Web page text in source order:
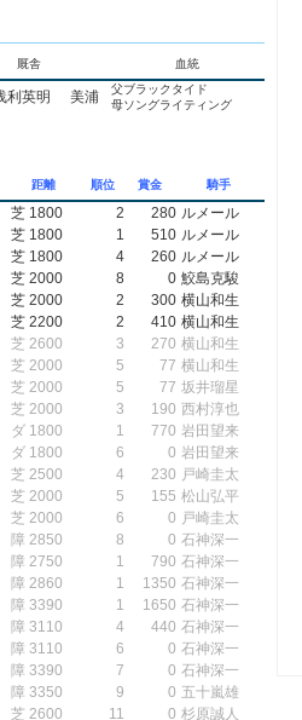
厩舎 血統
利英明 美浦
父ブラックタイド
母ソングライティング
距離 順位 賞金 騎手
芝 1800 2 280 ルメール
芝 1800 1 510 ルメール
芝 1800 4 260 ルメール
芝 2000 8 0 鮫島克駿
芝 2000 2 300 横山和生
芝 2200 2 410 横山和生
芝 2600 3 270 横山和生
芝 2000 5 77 横山和生
芝 2000 5 77 坂井瑠星
芝 2000 3 190 西村淳也
ダ 1800 1 770 岩田望来
ダ 1800 6 0 岩田望来
芝 2500 4 230 戸崎圭太
芝 2000 5 155 松山弘平
芝 2000 6 0 戸崎圭太
障 2850 8 0 石神深一
障 2750 1 790 石神深一
障 2860 1 1350 石神深一
障 3390 1 1650 石神深一
障 3110 4 440 石神深一
障 3110 6 0 石神深一
障 3390 7 0 石神深一
障 3350 9 0 五十嵐雄
芝 2600 11 0 杉原誠人